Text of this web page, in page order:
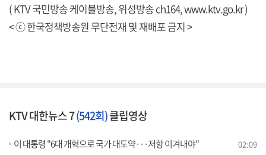
( KTV 국민방송 케이블방송, 위성방송 ch164,www.ktv.go.kr)
< ⓒ 한국정책방송원 무단전재 및 재배포 금지 >
KTV 대한뉴스 7(542회)클립영상
이 대통령 "6대 개혁으로 국가 대도약···저항 이겨내야" 02:09